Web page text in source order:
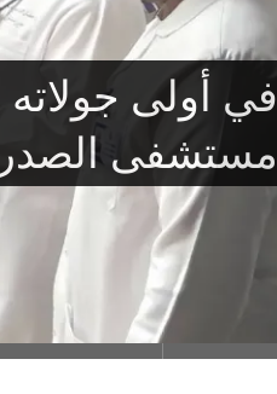
هدية
ومزايا خاصة